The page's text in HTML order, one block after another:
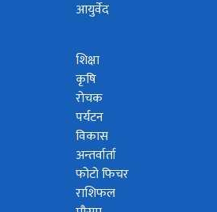
आयुर्वेद
शिक्षा
कृषि
रोचक
पर्यटन
विकास
अन्तर्वार्ता
फोटो फिचर
राशिफल